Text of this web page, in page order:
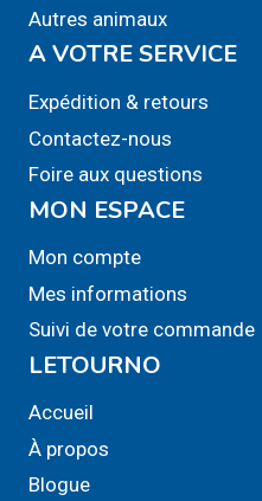
Autres animaux
A VOTRE SERVICE
Expédition & retours
Contactez-nous
Foire aux questions
MON ESPACE
Mon compte
Mes informations
Suivi de votre commande
LETOURNO
Accueil
À propos
Blogue